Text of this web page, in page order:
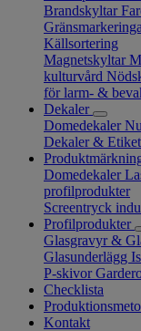
Brandskyltar
Källsortering
Magnetskyltar
kulturvård
för larm- &
Dekaler
Domedekaler
Dekaler &
Domedekaler
profilprodukter
Screentryck
Profilprodukter
Glasgravyr &
Glasunderlägg
P-skivor
Checklista
Kontakt